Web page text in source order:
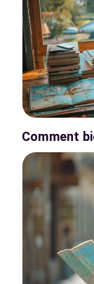
Comment